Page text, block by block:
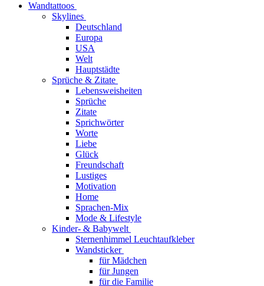
Wandtattoos
Skylines
Deutschland
Europa
USA
Welt
Hauptstädte
Sprüche & Zitate
Lebensweisheiten
Sprüche
Zitate
Sprichwörter
Worte
Liebe
Glück
Freundschaft
Lustiges
Motivation
Home
Sprachen-Mix
Mode & Lifestyle
Kinder- & Babywelt
Sternenhimmel Leuchtaufkleber
Wandsticker
für Mädchen
für Jungen
für die Familie